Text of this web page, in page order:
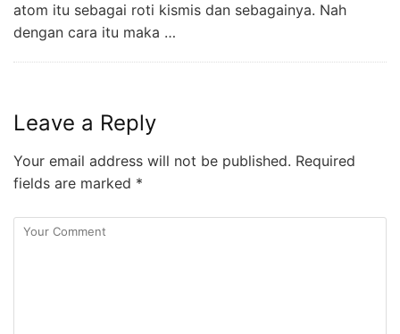
atom itu sebagai roti kismis dan sebagainya. Nah
dengan cara itu maka …
Leave a Reply
Your email address will not be published. Required
fields are marked *